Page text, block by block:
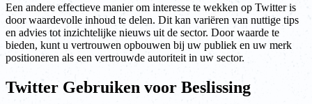
Een andere effectieve manier om interesse te wekken op Twitter is
door waardevolle inhoud te delen. Dit kan variëren van nuttige tips
en advies tot inzichtelijke nieuws uit de sector. Door waarde te
bieden, kunt u vertrouwen opbouwen bij uw publiek en uw merk
positioneren als een vertrouwde autoriteit in uw sector.
Twitter Gebruiken voor Beslissing